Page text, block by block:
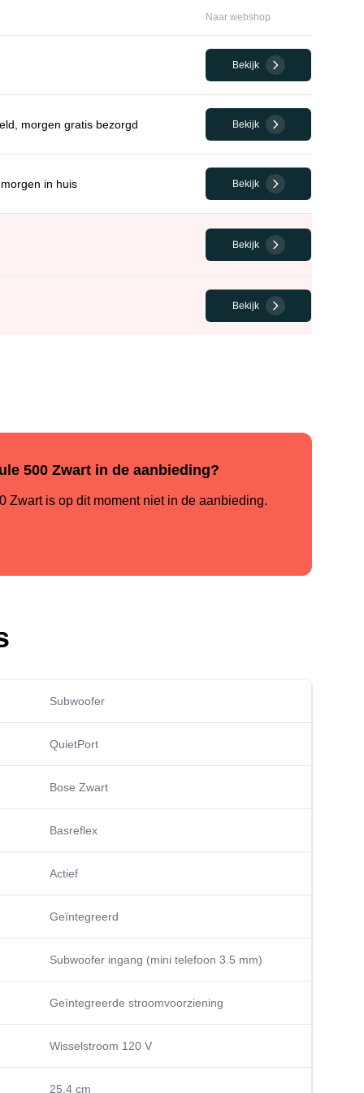
Naar webshop
Bekijk
morgen gratis bezorgd Bekijk
in huis Bekijk
Bekijk
Bekijk
500 Zwart in de aanbieding?
Zwart is op dit moment niet in de aanbieding.
Subwoofer
QuietPort
Bose Zwart
Basreflex
Actief
Geïntegreerd
Subwoofer ingang (mini telefoon 3.5 mm)
Geïntegreerde stroomvoorziening
Wisselstroom 120 V
25,4 cm